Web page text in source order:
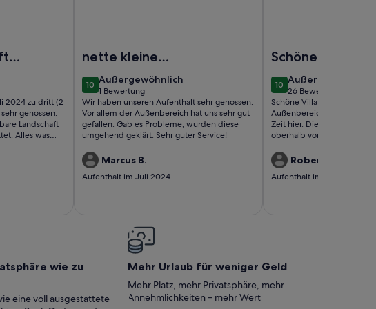
2024 zu dritt (2
genossen.
Landschaft
Alles was
uns
jederzeit
nette kleine
Wohnung in den
Bergen
1010 von 10
Außergewöhnlich
außergewöhnlich
1 Bewertung
(1
bewertung)
Wir haben unseren Aufenthalt sehr genossen.
Vor allem der Außenbereich hat uns sehr gut
gefallen. Gab es Probleme, wurden diese
umgehend geklärt. Sehr guter Service!
Marcus B.
Aufenthalt im Juli 2024
Schöne Villa mit
wunderbarem
Außenbereich
1010 von 10
Außergewöhnlich
außergewöhnlich
26 Bewertungen
(26
bewertungen)
Schöne Villa mit Pool und
Außenbereich! Wir hatten
Zeit hier. Die Villa liegt in
oberhalb von Maleme und
etwa eineinhalb Kilometer
Insbesondere der
absolut geeignet für einen
Restaurants und Cafés ist
Dank an die Vermieter!
Robert L.
Aufenthalt im Mai 2024
wie zu
eine voll ausgestattete
Mehr Urlaub für weniger Geld
Mehr Platz, mehr Privatsphäre, mehr
Annehmlichkeiten – mehr Wert